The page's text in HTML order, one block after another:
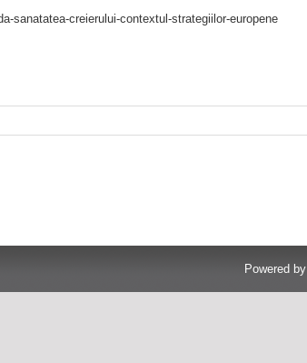
sanatatea-creierului-contextul-strategiilor-europene
Powered by